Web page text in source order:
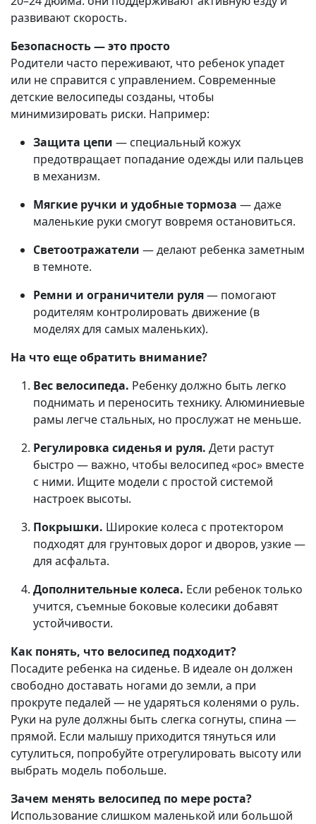
развивают скорость.
Безопасность — это просто
Родители часто переживают, что ребенок упадет
или не справится с управлением. Современные
детские велосипеды созданы, чтобы
минимизировать риски. Например:
Защита цепи — специальный кожух
предотвращает попадание одежды или пальцев
в механизм.
Мягкие ручки и удобные тормоза — даже
маленькие руки смогут вовремя остановиться.
Светоотражатели — делают ребенка заметным
в темноте.
Ремни и ограничители руля— помогают
родителям контролировать движение (в
моделях для самых маленьких).
На что еще обратить внимание?
Вес велосипеда. Ребенку должно быть легко
поднимать и переносить технику. Алюминиевые
рамы легче стальных, но прослужат не меньше.
Регулировка сиденья и руля. Дети растут
быстро — важно, чтобы велосипед «рос» вместе
с ними. Ищите модели с простой системой
настроек высоты.
Покрышки. Широкие колеса с протектором
подходят для грунтовых дорог и дворов, узкие —
для асфальта.
Дополнительные колеса. Если ребенок только
учится, съемные боковые колесики добавят
устойчивости.
Как понять, что велосипед подходит?
Посадите ребенка на сиденье. В идеале он должен
свободно доставать ногами до земли, а при
прокруте педалей — не ударяться коленями о руль.
Руки на руле должны быть слегка согнуты, спина —
прямой. Если малышу приходится тянуться или
сутулиться, попробуйте отрегулировать высоту или
выбрать модель побольше.
Зачем менять велосипед по мере роста?
Использование слишком маленькой или большой